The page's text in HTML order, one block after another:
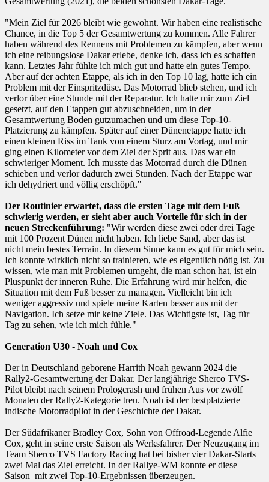
"Mein Ziel für 2026 bleibt wie gewohnt. Wir haben eine realistische
Chance, in die Top 5 der Gesamtwertung zu kommen. Alle Fahrer
haben während des Rennens mit Problemen zu kämpfen, aber wenn
ich eine reibungslose Dakar erlebe, denke ich, dass ich es schaffen
kann. Letztes Jahr fühlte ich mich gut und hatte ein gutes Tempo.
Aber auf der achten Etappe, als ich in den Top 10 lag, hatte ich ein
Problem mit der Einspritzdüse. Das Motorrad blieb stehen, und ich
verlor über eine Stunde mit der Reparatur. Ich hatte mir zum Ziel
gesetzt, auf den Etappen gut abzuschneiden, um in der
Gesamtwertung Boden gutzumachen und um diese Top-10-
Platzierung zu kämpfen. Später auf einer Dünenetappe hatte ich
einen kleinen Riss im Tank von einem Sturz am Vortag, und mir
ging einen Kilometer vor dem Ziel der Sprit aus. Das war ein
schwieriger Moment. Ich musste das Motorrad durch die Dünen
schieben und verlor dadurch zwei Stunden. Nach der Etappe war
ich dehydriert und völlig erschöpft."
Der Routinier erwartet, dass die ersten Tage mit dem Fuß
schwierig werden, er sieht aber auch Vorteile für sich in der
neuen Streckenführung: "Wir werden diese zwei oder drei Tage
mit 100 Prozent Dünen nicht haben. Ich liebe Sand, aber das ist
nicht mein bestes Terrain. In diesem Sinne kann es gut für mich sein.
Ich konnte wirklich nicht so trainieren, wie es eigentlich nötig ist. Zu
wissen, wie man mit Problemen umgeht, die man schon hat, ist ein
Pluspunkt der inneren Ruhe. Die Erfahrung wird mir helfen, die
Situation mit dem Fuß besser zu managen. Vielleicht bin ich
weniger aggressiv und spiele meine Karten besser aus mit der
Navigation. Ich setze mir keine Ziele. Das Wichtigste ist, Tag für
Tag zu sehen, wie ich mich fühle."
Generation U30 - Noah und Cox
Der in Deutschland geborene Harrith Noah gewann 2024 die
Rally2-Gesamtwertung der Dakar. Der langjährige Sherco TVS-
Pilot bleibt nach seinem Prologcrash und frühen Aus vor zwölf
Monaten der Rally2-Kategorie treu. Noah ist der bestplatzierte
indische Motorradpilot in der Geschichte der Dakar.
Der Südafrikaner Bradley Cox, Sohn von Offroad-Legende Alfie
Cox, geht in seine erste Saison als Werksfahrer. Der Neuzugang im
Team Sherco TVS Factory Racing hat bei bisher vier Dakar-Starts
zwei Mal das Ziel erreicht. In der Rallye-WM konnte er diese
Saison mit zwei Top-10-Ergebnissen überzeugen.